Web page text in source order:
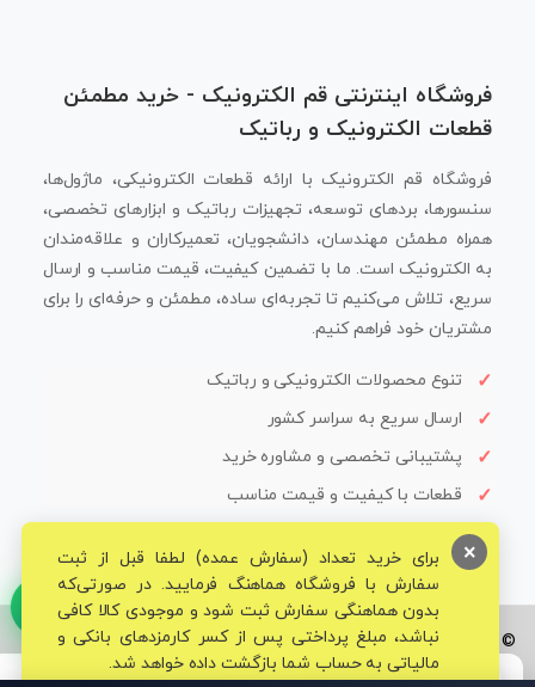
فروشگاه اینترنتی قم الکترونیک - خرید مطمئن
قطعات الکترونیک و رباتیک
فروشگاه قم الکترونیک با ارائه قطعات الکترونیکی، ماژول‌ها،
سنسورها، بردهای توسعه، تجهیزات رباتیک و ابزارهای تخصصی،
همراه مطمئن مهندسان، دانشجویان، تعمیرکاران و علاقه‌مندان
به الکترونیک است. ما با تضمین کیفیت، قیمت مناسب و ارسال
سریع، تلاش می‌کنیم تا تجربه‌ای ساده، مطمئن و حرفه‌ای را برای
مشتریان خود فراهم کنیم.
تنوع محصولات الکترونیکی و رباتیک
ارسال سریع به سراسر کشور
پشتیبانی تخصصی و مشاوره خرید
قطعات با کیفیت و قیمت مناسب
© تمامی حقوق برای فروشگاه تخصصی قم الکترونیک محفوظ می‌باشد.
برای خرید تعداد (سفارش عمده) لطفا قبل از ثبت
سفارش با فروشگاه هماهنگ فرمایید. در صورتی‌که
بدون هماهنگی سفارش ثبت شود و موجودی کالا کافی
نباشد، مبلغ پرداختی پس از کسر کارمزدهای بانکی و
مالیاتی به حساب شما بازگشت داده خواهد شد.
×